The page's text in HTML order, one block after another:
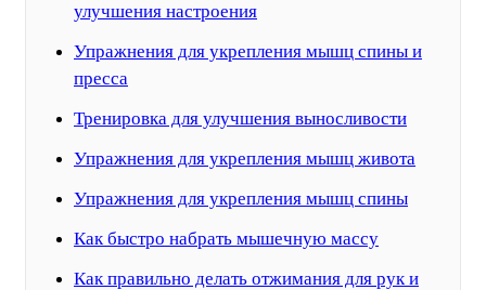
улучшения настроения
Упражнения для укрепления мышц спины и
пресса
Тренировка для улучшения выносливости
Упражнения для укрепления мышц живота
Упражнения для укрепления мышц спины
Как быстро набрать мышечную массу
Как правильно делать отжимания для рук и